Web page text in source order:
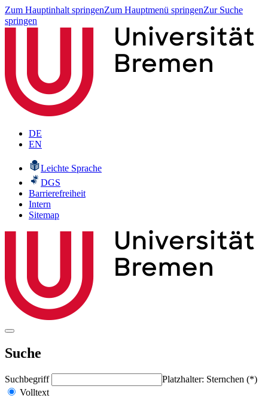
Zum Hauptinhalt springenZum Hauptmenü springenZur Suche
springen
DE
EN
Leichte Sprache
DGS
Barrierefreiheit
Intern
Sitemap
Suche
Suchbegriff
Platzhalter: Sternchen (*)
Volltext